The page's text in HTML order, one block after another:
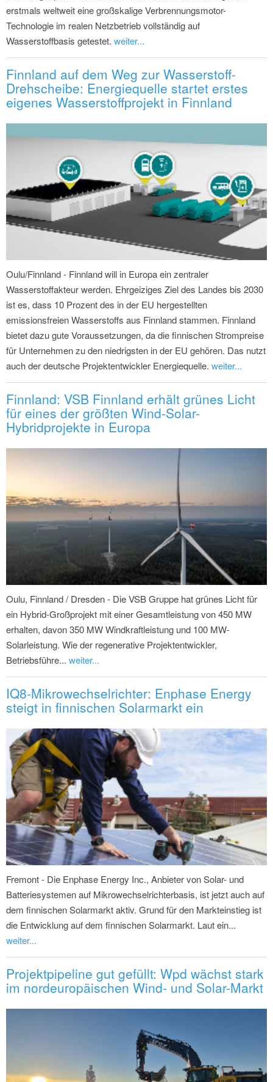
erstmals weltweit eine großskalige Verbrennungsmotor-
Technologie im realen Netzbetrieb vollständig auf
Wasserstoffbasis getestet. weiter...
Finnland auf dem Weg zur Wasserstoff-
Drehscheibe: Energiequelle startet erstes
eigenes Wasserstoffprojekt in Finnland
Oulu/Finnland - Finnland will in Europa ein zentraler
Wasserstoffakteur werden. Ehrgeiziges Ziel des Landes bis 2030
ist es, dass 10 Prozent des in der EU hergestellten
emissionsfreien Wasserstoffs aus Finnland stammen. Finnland
bietet dazu gute Voraussetzungen, da die finnischen Strompreise
für Unternehmen zu den niedrigsten in der EU gehören. Das nutzt
auch der deutsche Projektentwickler Energiequelle. weiter...
Finnland: VSB Finnland erhält grünes Licht
für eines der größten Wind-Solar-
Hybridprojekte in Europa
Oulu, Finnland / Dresden - Die VSB Gruppe hat grünes Licht für
ein Hybrid-Großprojekt mit einer Gesamtleistung von 450 MW
erhalten, davon 350 MW Windkraftleistung und 100 MW-
Solarleistung. Wie der regenerative Projektentwickler,
Betriebsführe... weiter...
IQ8-Mikrowechselrichter: Enphase Energy
steigt in finnischen Solarmarkt ein
Fremont - Die Enphase Energy Inc., Anbieter von Solar- und
Batteriesystemen auf Mikrowechselrichterbasis, ist jetzt auch auf
dem finnischen Solarmarkt aktiv. Grund für den Markteinstieg ist
die Entwicklung auf dem finnischen Solarmarkt. Laut ein...
weiter...
Projektpipeline gut gefüllt: Wpd wächst stark
im nordeuropäischen Wind- und Solar-Markt